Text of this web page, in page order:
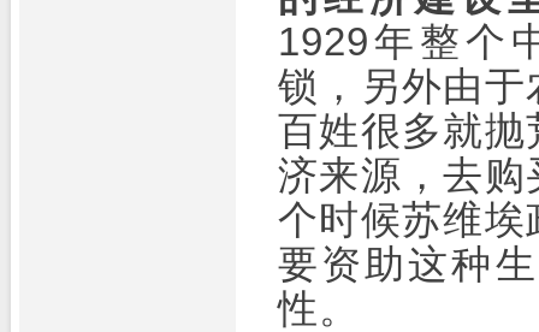
1929年整个
锁，另外由
百姓很多就
济来源，去
个时候苏维
要资助这种
性。